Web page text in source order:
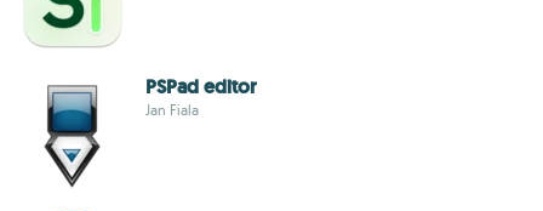
PSPad editor
Jan Fiala